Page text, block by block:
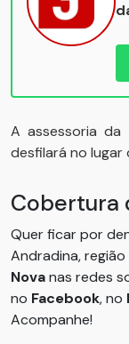
A assessoria da
desfilará no lugar
Cobertura
Quer ficar por
Andradina,
Novanas redes
no Facebook, no
Acompanhe!